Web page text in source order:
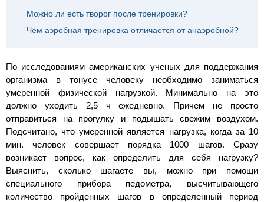
Можно ли есть творог после тренировки?
Чем аэробная тренировка отличается от анаэробной?
По исследованиям американских ученых для поддержания
организма в тонусе человеку необходимо заниматься
умеренной физической нагрузкой. Минимально на это
должно уходить 2,5 ч ежедневно. Причем не просто
отправиться на прогулку и подышать свежим воздухом.
Подсчитано, что умеренной является нагрузка, когда за 10
мин. человек совершает порядка 1000 шагов. Сразу
возникает вопрос, как определить для себя нагрузку?
Выяснить, сколько шагаете вы, можно при помощи
специального прибора педометра, высчитывающего
количество пройденных шагов в определенный период